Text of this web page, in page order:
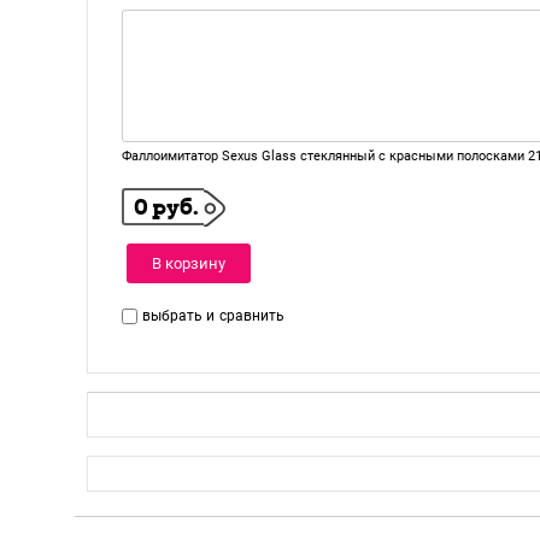
Фаллоимитатор Sexus Glass стеклянный с красными полосками
0 руб.
В корзину
выбрать и сравнить